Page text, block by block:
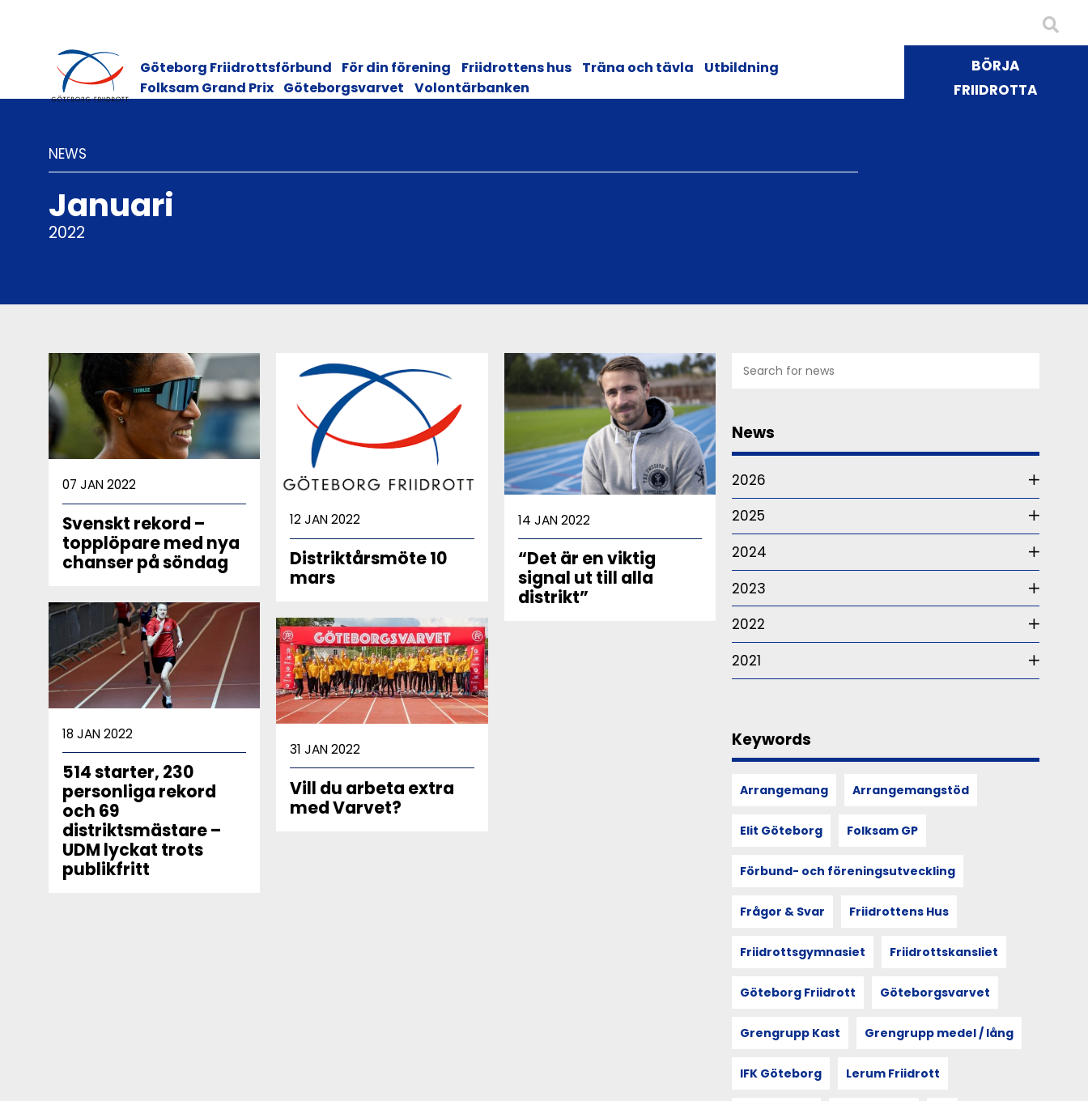
Göteborg Friidrottsförbund För din förening Friidrottens hus Träna och tävla
Utbildning
Folksam Grand Prix Göteborgsvarvet Volontärbanken
BÖRJA
FRIIDROTTA
NEWS
Januari
2022
News
2026
2025
2024
2023
2022
2021
Keywords
Arrangemang Arrangemangstöd
Elit Göteborg Folksam GP
Förbund- och föreningsutveckling
Frågor & Svar Friidrottens Hus
Friidrottsgymnasiet Friidrottskansliet
Göteborg Friidrott Göteborgsvarvet
Grengrupp Kast Grengrupp medel / lång
IFK Göteborg Lerum Friidrott
07 JAN 2022
Svenskt rekord –
topplöpare med nya
chanser på söndag
12 JAN 2022
Distriktårsmöte 10
mars
14 JAN 2022
“Det är en viktig
signal ut till alla
distrikt”
18 JAN 2022
514 starter, 230
personliga rekord
och 69
distriktsmästare –
UDM lyckat trots
publikfritt
31 JAN 2022
Vill du arbeta extra
med Varvet?